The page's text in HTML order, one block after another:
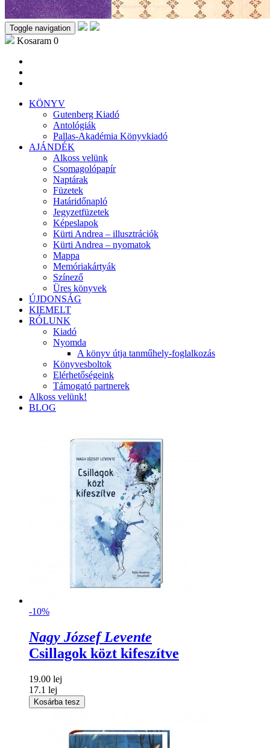
Toggle navigation
Kosaram 0
KÖNYV
Gutenberg Kiadó
Antológiák
Pallas-Akadémia Könyvkiadó
AJÁNDÉK
Alkoss velünk
Csomagolópapír
Naptárak
Füzetek
Határidőnapló
Jegyzetfüzetek
Képeslapok
Kürti Andrea – illusztrációk
Kürti Andrea – nyomatok
Mappa
Memóriakártyák
Színező
Üres könyvek
ÚJDONSÁG
KIEMELT
RÓLUNK
Kiadó
Nyomda
A könyv útja tanműhely-foglalkozás
Könyvesboltok
Elérhetőségeink
Támogató partnerek
Alkoss velünk!
BLOG
-10%
Nagy József Levente
Csillagok közt kifeszítve
19.00 lej
17.1 lej
Kosárba tesz